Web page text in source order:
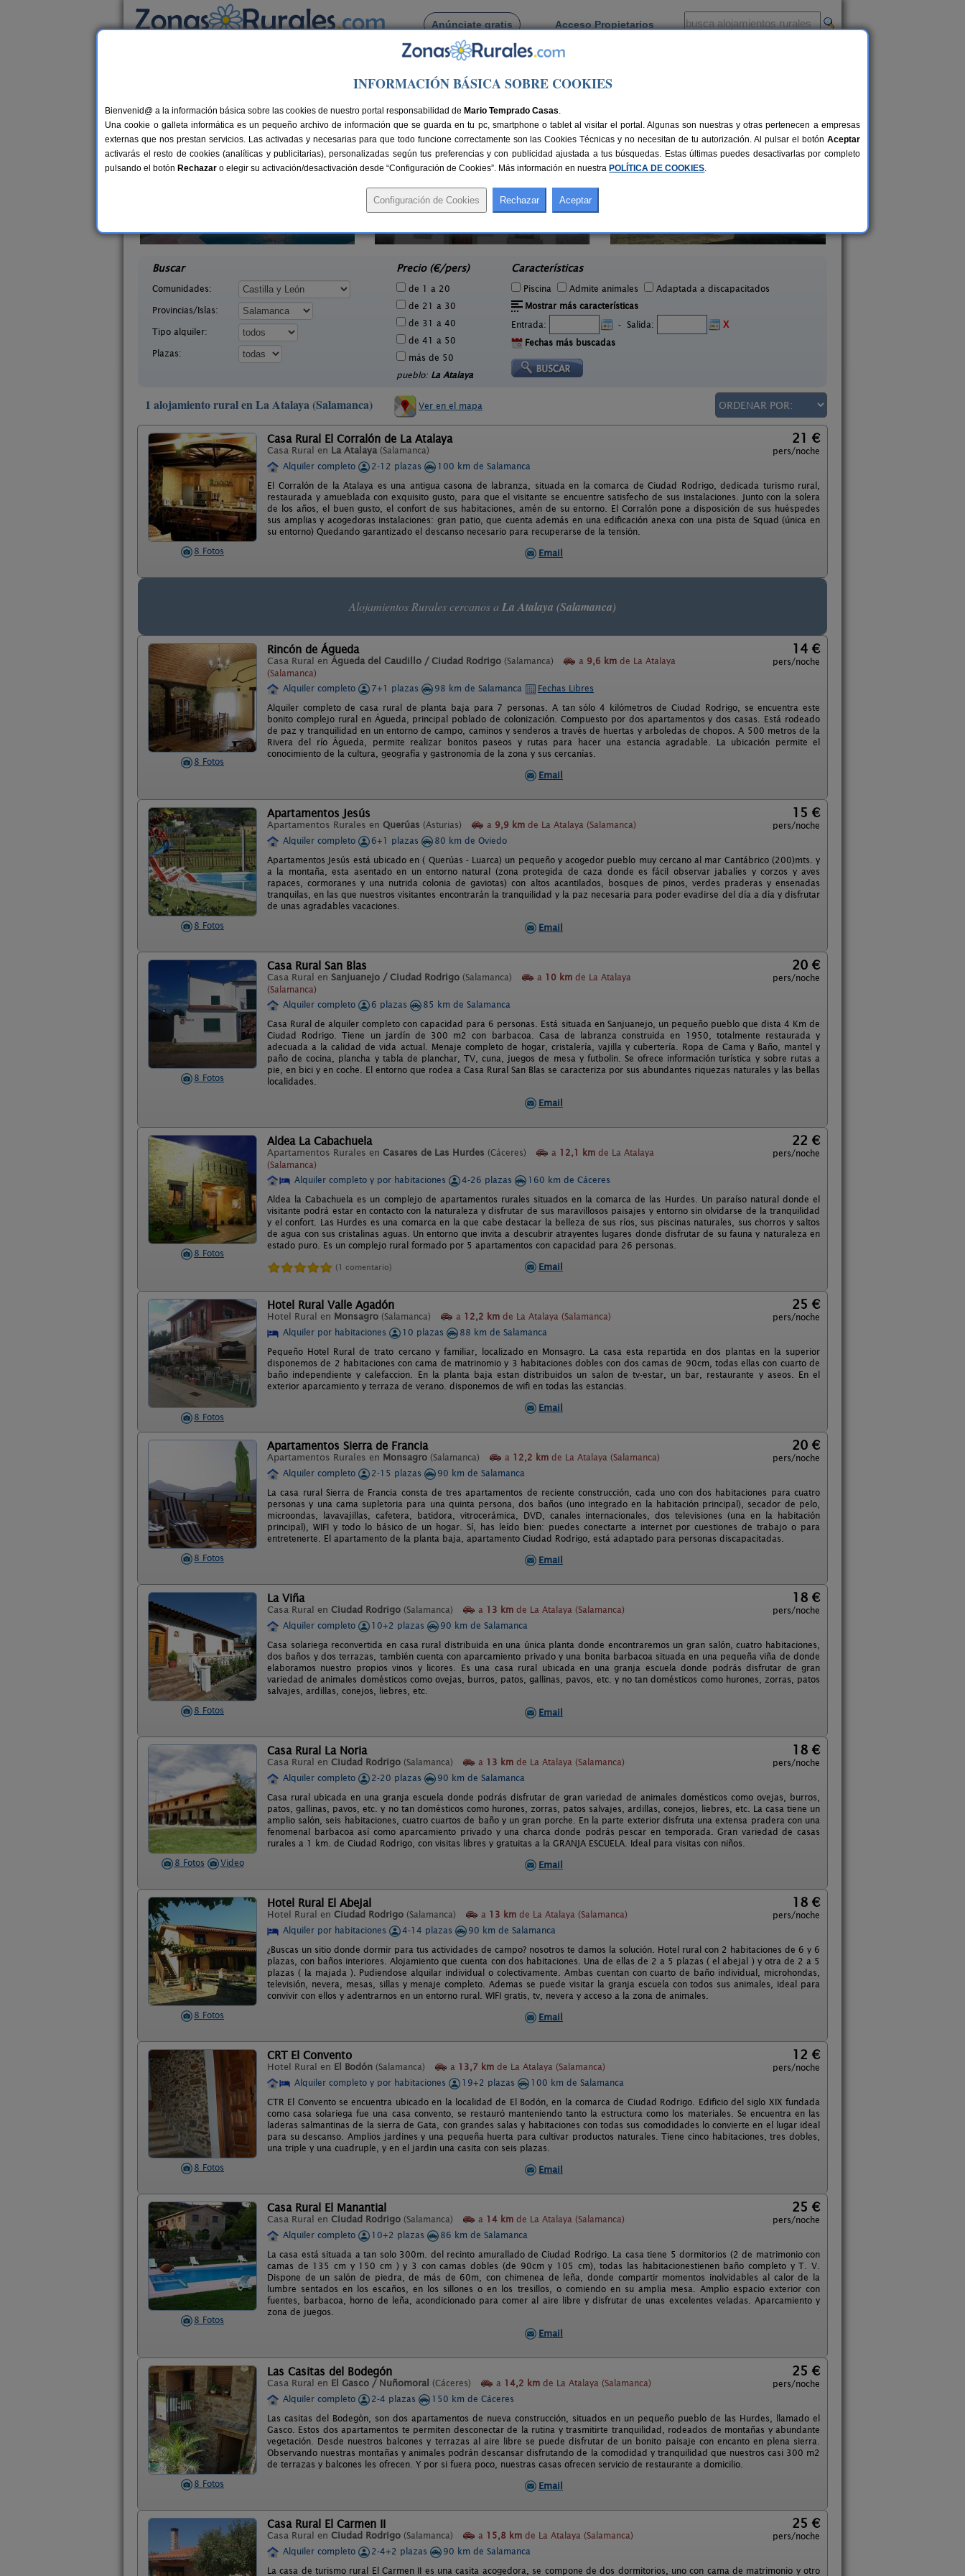
Anúnciate gratis Acceso Propietarios
Busca por pueblo
> La Atalaya
Casas Rurales en La Atalaya
Hotel Rural El Abejal
Puente del Congosto
Buscar
Comunidades:
Provincias/Islas:
Tipo alquiler:
Plazas:
Precio (€/pers)
de 1 a 20
de 21 a 30
de 31 a 40
de 41 a 50
más de 50
pueblo: La Atalaya
Características
Piscina Admite animales
Adaptada a discapacitados
Mostrar más características
Entrada:
- Salida:
X
Fechas más buscadas
1 alojamiento rural en La Atalaya (Salamanca) Ver en el mapa
8 Fotos
Casa Rural El Corralón de La Atalaya
Casa Rural en La Atalaya (Salamanca)
21 €
pers/noche
Alquiler completo
2-12 plazas
100 km de Salamanca
El Corralón de la Atalaya es una antigua casona de labranza, situada en la comarca de Ciudad Rodrigo, dedicada turismo rural,
restaurada y amueblada con exquisito gusto, para que el visitante se encuentre satisfecho de sus instalaciones. Junto con la solera
de los años, el buen gusto, el confort de sus habitaciones, amén de su entorno. El Corralón pone a disposición de sus huéspedes
sus amplias y acogedoras instalaciones: gran patio, que cuenta además en una edificación anexa con una pista de Squad (única en
su entorno) Quedando garantizado el descanso necesario para recuperarse de la tensión.
Email
Alojamientos Rurales cercanos a La Atalaya (Salamanca)
8 Fotos
Rincón de Águeda
Casa Rural en Águeda del Caudillo / Ciudad Rodrigo (Salamanca) a 9,6 km de La Atalaya
(Salamanca)
14 €
pers/noche
Alquiler completo 7+1 plazas 98 km de Salamanca
Fechas Libres
Alquiler completo de casa rural de planta baja para 7 personas. A tan sólo 4 kilómetros de Ciudad Rodrigo, se encuentra este
bonito complejo rural en Águeda, principal poblado de colonización. Compuesto por dos apartamentos y dos casas. Está rodeado
de paz y tranquilidad en un entorno de campo, caminos y senderos a través de huertas y arboledas de chopos. A 500 metros de la
Rivera del río Águeda, permite realizar bonitos paseos y rutas para hacer una estancia agradable. La ubicación permite el
conocimiento de la cultura, geografía y gastronomía de la zona y sus cercanías.
Email
8 Fotos
Apartamentos Jesús
Apartamentos Rurales en Querúas (Asturias) a 9,9 km de La Atalaya (Salamanca)
15 €
pers/noche
Alquiler completo
6+1 plazas
80 km de Oviedo
Apartamentos Jesús está ubicado en ( Querúas - Luarca) un pequeño y acogedor pueblo muy cercano al mar Cantábrico (200)mts. y
a la montaña, esta asentado en un entorno natural (zona protegida de caza donde es fácil observar jabalíes y corzos y aves
rapaces, cormoranes y una nutrida colonia de gaviotas) con altos acantilados, bosques de pinos, verdes praderas y ensenadas
tranquilas, en las que nuestros visitantes encontrarán la tranquilidad y la paz necesaria para poder evadirse del día a día y disfrutar
de unas agradables vacaciones.
Email
8 Fotos
Casa Rural San Blas
Casa Rural en Sanjuanejo / Ciudad Rodrigo (Salamanca) a 10 km de La Atalaya
(Salamanca)
20 €
pers/noche
Alquiler completo 6 plazas
85 km de Salamanca
Casa Rural de alquiler completo con capacidad para 6 personas. Está situada en Sanjuanejo, un pequeño pueblo que dista 4 Km de
Ciudad Rodrigo. Tiene un jardín de 300 m2 con barbacoa. Casa de labranza construida en 1950, totalmente restaurada y
adecuada a la calidad de vida actual. Menaje completo de hogar, cristalería, vajilla y cubertería. Ropa de Cama y Baño, mantel y
paño de cocina, plancha y tabla de planchar, TV, cuna, juegos de mesa y futbolin. Se ofrece información turística y sobre rutas a
pie, en bici y en coche. El entorno que rodea a Casa Rural San Blas se caracteriza por sus abundantes riquezas naturales y las bellas
localidades.
Email
8 Fotos
Aldea La Cabachuela
Apartamentos Rurales en Casares de Las Hurdes (Cáceres) a 12,1 km de La Atalaya
(Salamanca)
22 €
pers/noche
Alquiler completo y por habitaciones 4-26 plazas
160 km de Cáceres
Aldea la Cabachuela es un complejo de apartamentos rurales situados en la comarca de las Hurdes. Un paraíso natural donde el
visitante podrá estar en contacto con la naturaleza y disfrutar de sus maravillosos paisajes y entorno sin olvidarse de la tranquilidad
y el confort. Las Hurdes es una comarca en la que cabe destacar la belleza de sus ríos, sus piscinas naturales, sus chorros y saltos
de agua con sus cristalinas aguas. Un entorno que invita a descubrir atrayentes lugares donde disfrutar de su fauna y naturaleza en
estado puro. Es un complejo rural formado por 5 apartamentos con capacidad para 26 personas.
(1 comentario) Email
8 Fotos
Hotel Rural Valle Agadón
Hotel Rural en Monsagro (Salamanca) a 12,2 km de La Atalaya (Salamanca)
25 €
pers/noche
Alquiler por habitaciones
10 plazas
88 km de Salamanca
Pequeño Hotel Rural de trato cercano y familiar, localizado en Monsagro. La casa esta repartida en dos plantas en la superior
disponemos de 2 habitaciones con cama de matrinomio y 3 habitaciones dobles con dos camas de 90cm, todas ellas con cuarto de
baño independiente y calefaccion. En la planta baja estan distribuidos un salon de tv-estar, un bar, restaurante y aseos. En el
exterior aparcamiento y terraza de verano. disponemos de wifi en todas las estancias.
Email
8 Fotos
Apartamentos Sierra de Francia
Apartamentos Rurales en Monsagro (Salamanca) a 12,2 km de La Atalaya (Salamanca)
20 €
pers/noche
Alquiler completo
2-15 plazas
90 km de Salamanca
La casa rural Sierra de Francia consta de tres apartamentos de reciente construcción, cada uno con dos habitaciones para cuatro
personas y una cama supletoria para una quinta persona, dos baños (uno integrado en la habitación principal), secador de pelo,
microondas, lavavajillas, cafetera, batidora, vitrocerámica, DVD, canales internacionales, dos televisiones (una en la habitación
principal), WIFI y todo lo básico de un hogar. Sí, has leído bien: puedes conectarte a internet por cuestiones de trabajo o para
entretenerte. El apartamento de la planta baja, apartamento Ciudad Rodrigo, está adaptado para personas discapacitadas.
Email
8 Fotos
La Viña
Casa Rural en Ciudad Rodrigo (Salamanca) a 13 km de La Atalaya (Salamanca)
18 €
pers/noche
Alquiler completo
10+2 plazas
90 km de Salamanca
Casa solariega reconvertida en casa rural distribuida en una única planta donde encontraremos un gran salón, cuatro habitaciones,
dos baños y dos terrazas, también cuenta con aparcamiento privado y una bonita barbacoa situada en una pequeña viña de donde
elaboramos nuestro propios vinos y licores. Es una casa rural ubicada en una granja escuela donde podrás disfrutar de gran
variedad de animales domésticos como ovejas, burros, patos, gallinas, pavos, etc. y no tan domésticos como hurones, zorras, patos
salvajes, ardillas, conejos, liebres, etc.
Email
8 Fotos Video
Casa Rural La Noria
Casa Rural en Ciudad Rodrigo (Salamanca) a 13 km de La Atalaya (Salamanca)
18 €
pers/noche
Alquiler completo
2-20 plazas
90 km de Salamanca
Casa rural ubicada en una granja escuela donde podrás disfrutar de gran variedad de animales domésticos como ovejas, burros,
patos, gallinas, pavos, etc. y no tan domésticos como hurones, zorras, patos salvajes, ardillas, conejos, liebres, etc. La casa tiene un
amplio salón, seis habitaciones, cuatro cuartos de baño y un gran porche. En la parte exterior disfruta una extensa pradera con una
fenomenal barbacoa así como aparcamiento privado y una charca donde podrás pescar en temporada. Gran variedad de casas
rurales a 1 km. de Ciudad Rodrigo, con visitas libres y gratuitas a la GRANJA ESCUELA. Ideal para visitas con niños.
Email
8 Fotos
Hotel Rural El Abejal
Hotel Rural en Ciudad Rodrigo (Salamanca) a 13 km de La Atalaya (Salamanca)
18 €
pers/noche
Alquiler por habitaciones
4-14 plazas
90 km de Salamanca
¿Buscas un sitio donde dormir para tus actividades de campo? nosotros te damos la solución. Hotel rural con 2 habitaciones de 6 y 6
plazas, con baños interiores. Alojamiento que cuenta con dos habitaciones. Una de ellas de 2 a 5 plazas ( el abejal ) y otra de 2 a 5
plazas ( la majada ). Pudiendose alquilar individual o colectivamente. Ambas cuentan con cuarto de baño individual, microhondas,
televisión, nevera, mesas, sillas y menaje completo. Ademas se puede visitar la granja escuela con todos sus animales, ideal para
convivir con ellos y adentrarnos en un entorno rural. WIFI gratis, tv, nevera y acceso a la zona de animales.
Email
8 Fotos
CRT El Convento
Hotel Rural en El Bodón (Salamanca) a 13,7 km de La Atalaya (Salamanca)
12 €
pers/noche
Alquiler completo y por habitaciones
19+2 plazas
100 km de Salamanca
CTR El Convento se encuentra ubicado en la localidad de El Bodón, en la comarca de Ciudad Rodrigo. Edificio del siglo XIX fundada
como casa solariega fue una casa convento, se restauró manteniendo tanto la estructura como los materiales. Se encuentra en las
laderas salmantinas de la sierra de Gata, con grandes salas y habitaciones con todas sus comodidades lo convierte en el lugar ideal
para su descanso. Amplios jardines y una pequeña huerta para cultivar productos naturales. Tiene cinco habitaciones, tres dobles,
una triple y una cuadruple, y en el jardin una casita con seis plazas.
Email
8 Fotos
Casa Rural El Manantial
Casa Rural en Ciudad Rodrigo (Salamanca) a 14 km de La Atalaya (Salamanca)
25 €
pers/noche
Alquiler completo
10+2 plazas
86 km de Salamanca
La casa está situada a tan solo 300m. del recinto amurallado de Ciudad Rodrigo. La casa tiene 5 dormitorios (2 de matrimonio con
camas de 135 cm y 150 cm ) y 3 con camas dobles (de 90cm y 105 cm), todas las habitacionestienen baño completo y T. V.
Dispone de un salón de piedra, de más de 60m, con chimenea de leña, donde compartir momentos inolvidables al calor de la
lumbre sentados en los escaños, en los sillones o en los tresillos, o comiendo en su amplia mesa. Amplio espacio exterior con
fuentes, barbacoa, horno de leña, acondicionado para comer al aire libre y disfrutar de unas excelentes veladas. Aparcamiento y
zona de juegos.
Email
8 Fotos
Las Casitas del Bodegón
Casa Rural en El Gasco / Nuñomoral (Cáceres) a 14,2 km de La Atalaya (Salamanca)
25 €
pers/noche
Alquiler completo
2-4 plazas
150 km de Cáceres
Las casitas del Bodegòn, son dos apartamentos de nueva construcción, situados en un pequeño pueblo de las Hurdes, llamado el
Gasco. Estos dos apartamentos te permiten desconectar de la rutina y trasmitirte tranquilidad, rodeados de montañas y abundante
vegetación. Desde nuestros balcones y terrazas al aire libre se puede disfrutar de un bonito paisaje con encanto en plena sierra.
Observando nuestras montañas y animales podrán descansar disfrutando de la comodidad y tranquilidad que nuestros casi 300 m2
de terrazas y balcones les ofrecen. Y por si fuera poco, nuestras casas ofrecen servicio de restaurante a domicilio.
Email
Casa Rural El Carmen II
Casa Rural en Ciudad Rodrigo (Salamanca) a 15,8 km de La Atalaya (Salamanca)
25 €
pers/noche
Alquiler completo
2-4+2 plazas
90 km de Salamanca
La casa de turismo rural El Carmen II es una casita acogedora, se compone de dos dormitorios, uno con cama de matrimonio y otro
INFORMACIÓN BÁSICA SOBRE COOKIES
Bienvenid@ a la información básica sobre las cookies de nuestro portal responsabilidad de Mario Temprado Casas.
Una cookie o galleta informática es un pequeño archivo de información que se guarda en tu pc, smartphone o tablet al visitar el portal. Algunas son nuestras y otras pertenecen a empresas
externas que nos prestan servicios. Las activadas y necesarias para que todo funcione correctamente son las Cookies Técnicas y no necesitan de tu autorización. Al pulsar el botón Aceptar
activarás el resto de cookies (analíticas y publicitarias), personalizadas según tus preferencias y con publicidad ajustada a tus búsquedas. Estas últimas puedes desactivarlas por completo
pulsando el botón Rechazar o elegir su activación/desactivación desde “Configuración de Cookies”. Más información en nuestra POLÍTICA DE COOKIES.